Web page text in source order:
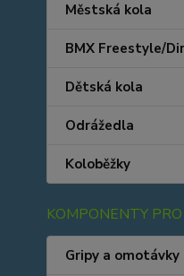
Městská kola
BMX Freestyle/
Dětská kola
Odrážedla
Koloběžky
KOMPONENTY
Gripy a omotávky